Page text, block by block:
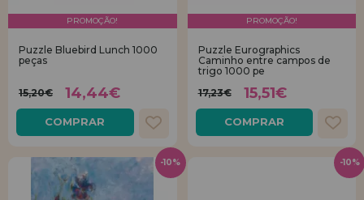
PROMOÇÃO!
Puzzle Bluebird Lunch 1000
peças
15,20€ 14,44€
COMPRAR
PROMOÇÃO!
Puzzle Eurographics
Caminho entre campos de
trigo 1000 pe
17,23€
15,51€
COMPRAR
-10% -10%